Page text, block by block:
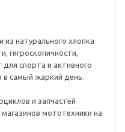
из натурального хлопка
гигроскопичности,
спорта и активного
в самый жаркий день.
и запчастей
мототехники на